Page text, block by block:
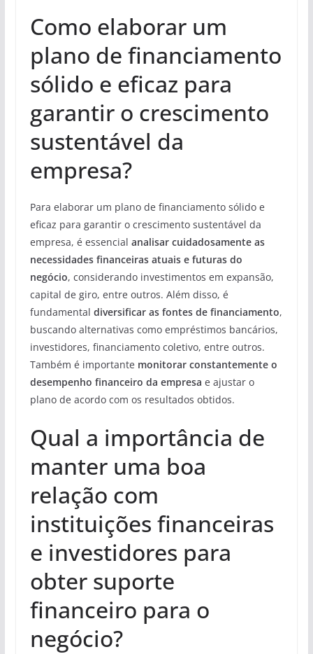
Como elaborar um
plano de financiamento
sólido e eficaz para
garantir o crescimento
sustentável da
empresa?
Para elaborar um plano de financiamento sólido e
eficaz para garantir o crescimento sustentável da
empresa, é essencial analisar cuidadosamente as
necessidades financeiras atuais e futuras do
negócio, considerando investimentos em expansão,
capital de giro, entre outros. Além disso, é
fundamental diversificar as fontes de financiamento,
buscando alternativas como empréstimos bancários,
investidores, financiamento coletivo, entre outros.
Também é importante monitorar constantemente o
desempenho financeiro da empresa e ajustar o
plano de acordo com os resultados obtidos.
Qual a importância de
manter uma boa
relação com
instituições financeiras
e investidores para
obter suporte
financeiro para o
negócio?